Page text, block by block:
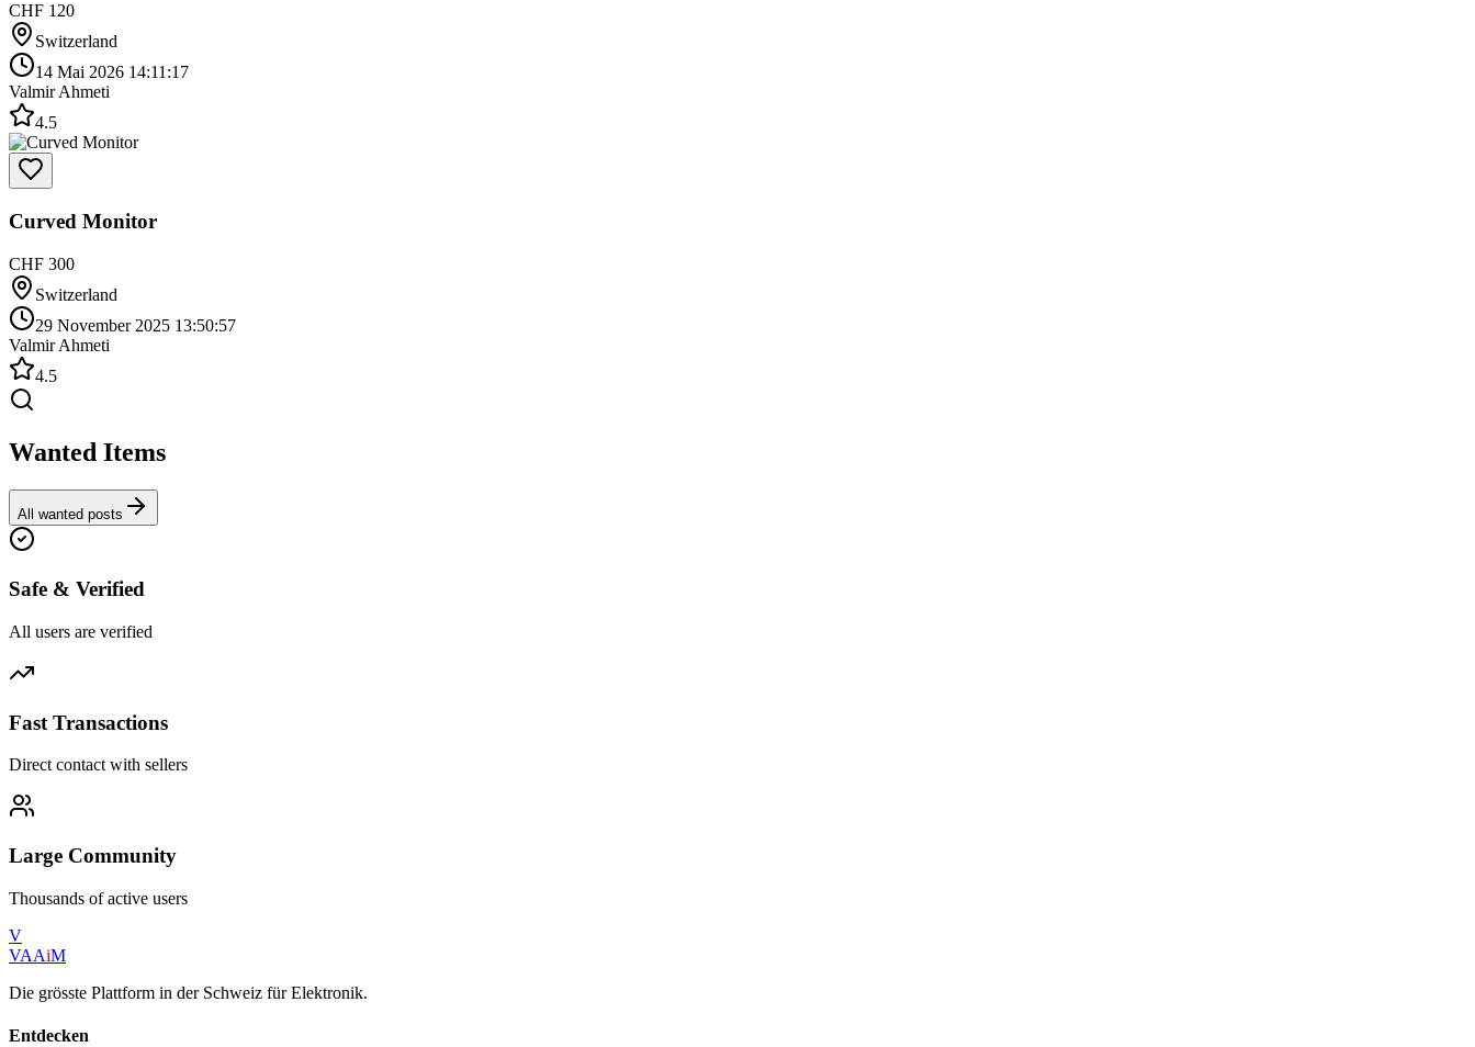
CHF 120
Switzerland
14 Mai 2026 14:11:17
Valmir Ahmeti
4.5
Curved Monitor
CHF 300
Switzerland
29 November 2025 13:50:57
Valmir Ahmeti
4.5
Wanted Items
All wanted posts
Safe & Verified
All users are verified
Fast Transactions
Direct contact with sellers
Large Community
Thousands of active users
V
VAAiM
Die grösste Plattform in der Schweiz für Elektronik.
Entdecken